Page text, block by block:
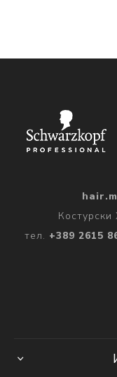
тел. +389 2615